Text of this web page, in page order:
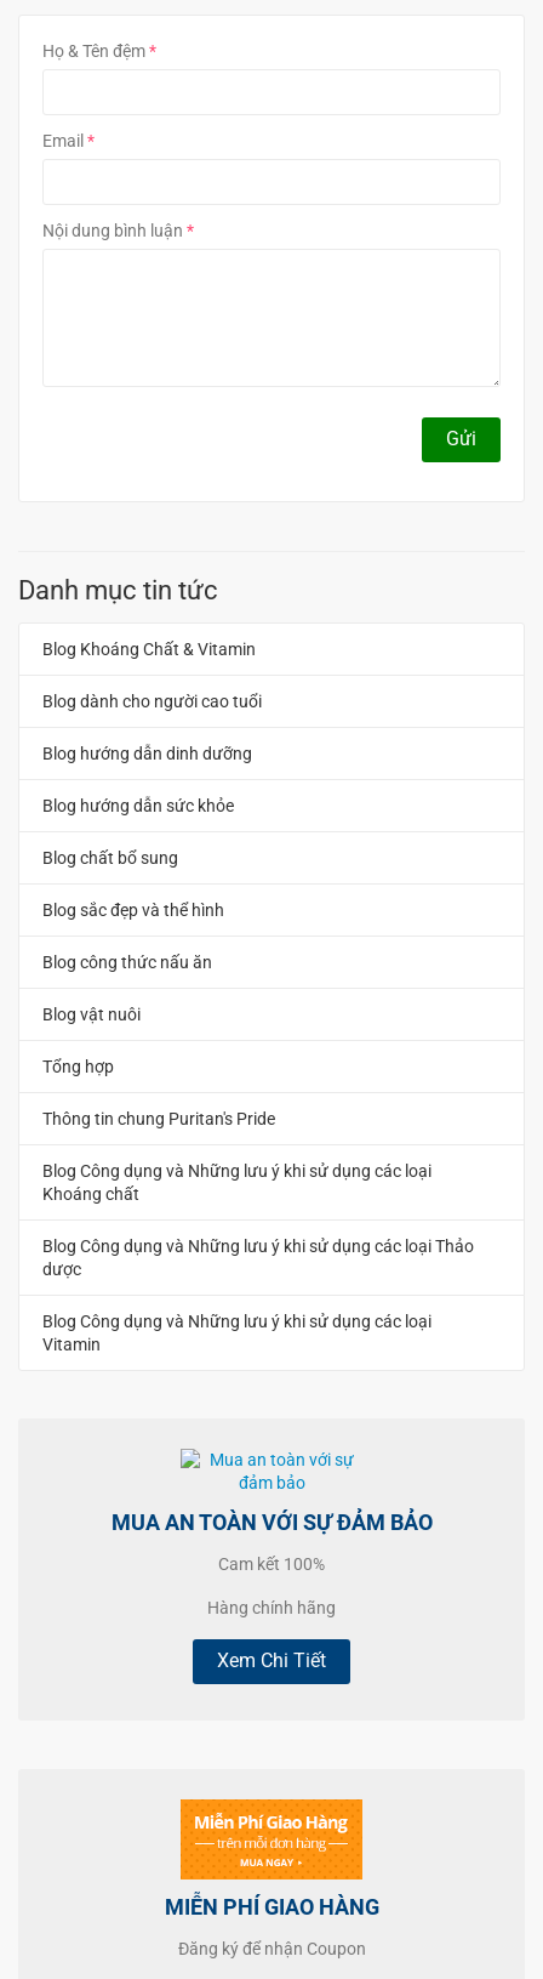
Họ & Tên đệm
Email
Nội dung bình luận
Gửi
Danh mục tin tức
Blog Khoáng Chất & Vitamin
Blog dành cho người cao tuổi
Blog hướng dẫn dinh dưỡng
Blog hướng dẫn sức khỏe
Blog chất bổ sung
Blog sắc đẹp và thể hình
Blog công thức nấu ăn
Blog vật nuôi
Tổng hợp
Thông tin chung Puritan's Pride
Blog Công dụng và Những lưu ý khi sử dụng các loại
Khoáng chất
Blog Công dụng và Những lưu ý khi sử dụng các loại Thảo
dược
Blog Công dụng và Những lưu ý khi sử dụng các loại
Vitamin
MUA AN TOÀN VỚI SỰ ĐẢM BẢO
Cam kết 100%
Hàng chính hãng
Xem Chi Tiết
MIỄN PHÍ GIAO HÀNG
Đăng ký để nhận Coupon